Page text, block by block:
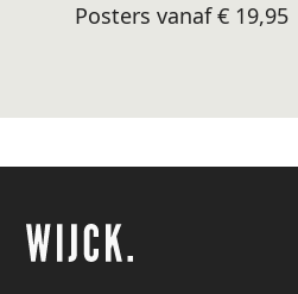
Posters vanaf € 19,95